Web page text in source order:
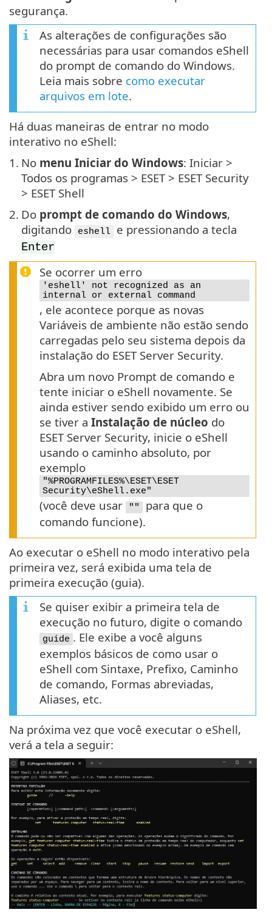
segurança.
As alterações de configurações são
necessárias para usar comandos eShell
do prompt de comando do Windows.
Leia mais sobre como executar
arquivos em lote.
Há duas maneiras de entrar no modo
interativo no eShell:
1. No menu Iniciar do Windows: Iniciar >
Todos os programas > ESET > ESET Security
> ESET Shell
2. Do prompt de comando do Windows,
digitando
eshell e pressionando a tecla
Enter
Se ocorrer um erro
'eshell' not recognized as an
internal or external command
, ele acontece porque as novas
Variáveis de ambiente não estão sendo
carregadas pelo seu sistema depois da
instalação do ESET Server Security.
Abra um novo Prompt de comando e
tente iniciar o eShell novamente. Se
ainda estiver sendo exibido um erro ou
se tiver a Instalação de núcleo do
ESET Server Security, inicie o eShell
usando o caminho absoluto, por
exemplo
"%PROGRAMFILES%\ESET\ESET
Security\eShell.exe"
(você deve usar ""
para que o
comando funcione).
Ao executar o eShell no modo interativo pela
primeira vez, será exibida uma tela de
primeira execução (guia).
Se quiser exibir a primeira tela de
execução no futuro, digite o comando
guide . Ele exibe a você alguns
exemplos básicos de como usar o
eShell com Sintaxe, Prefixo, Caminho
de comando, Formas abreviadas,
Aliases, etc.
Na próxima vez que você executar o eShell,
verá a tela a seguir: